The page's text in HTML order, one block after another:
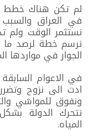
لم تكن هناك خطط
في العراق
تستثمر الوقت ولم
ترسم خطة لرصد
الجوار في مواردها
في الاعوام
ادت الى نزوح
ونفوق للمواشي
تتحرك الدولة
المياه.